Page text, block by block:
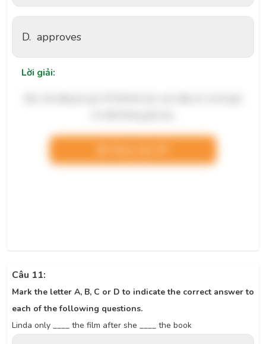
D. approves
Lời giải:
Câu 11:
Mark the letter A, B, C or D to indicate the correct answer to
each of the following questions.
Linda only ____ the film after she ____ the book